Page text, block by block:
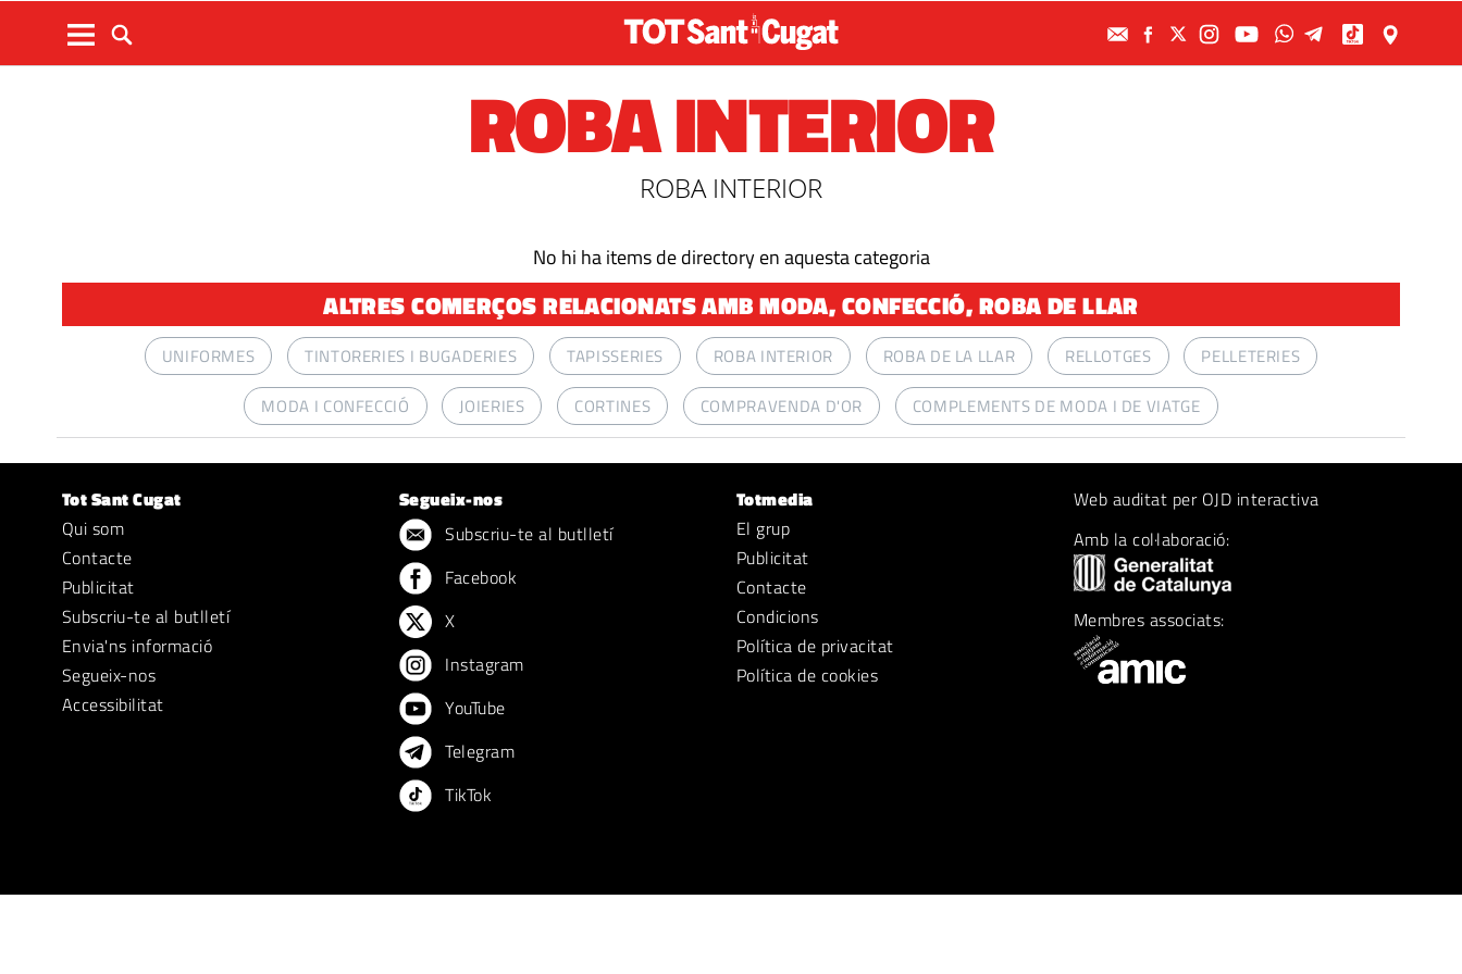
ROBA INTERIOR
ROBA INTERIOR
No hi ha items de directory en aquesta categoria
ALTRES COMERÇOS RELACIONATS AMB MODA, CONFECCIÓ, ROBA DE LLAR
UNIFORMES TINTORERIES I BUGADERIES TAPISSERIES ROBA INTERIOR ROBA DE LA LLAR RELLOTGES
PELLETERIES
MODA I CONFECCIÓ
JOIERIES CORTINES COMPRAVENDA D'OR COMPLEMENTS DE MODA I DE VIATGE
Tot Sant Cugat
Qui som
Contacte
Publicitat
Subscriu-te al butlletí
Envia'ns informació
Segueix-nos
Accessibilitat
Segueix-nos
Subscriu-te al butlletí
Facebook
X
Instagram
YouTube
Telegram
TikTok
Totmedia
El grup
Publicitat
Contacte
Condicions
Política de privacitat
Política de cookies
Web auditat per OJD interactiva
Amb la col·laboració:
Membres associats: